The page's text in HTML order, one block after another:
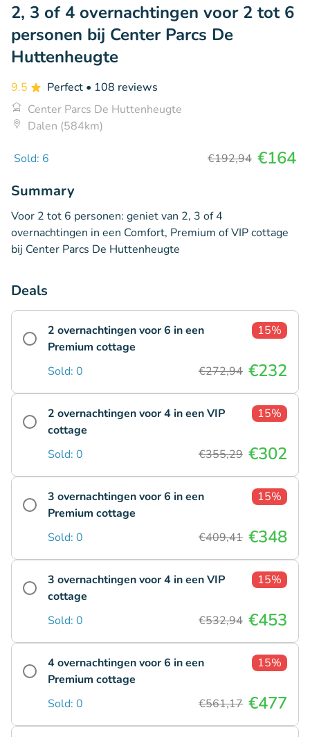
2, 3 of 4 overnachtingen voor 2 tot 6
personen bij Center Parcs De
Huttenheugte
9.5 Perfect • 108 reviews
Center Parcs De Huttenheugte
Dalen (584km)
Sold: 6 €192,94 €164
Summary
Voor 2 tot 6 personen: geniet van 2, 3 of 4
overnachtingen in een Comfort, Premium of VIP cottage
bij Center Parcs De Huttenheugte
Deals
2 overnachtingen voor 6 in een
Premium cottage
15%
Sold: 0 €272,94 €232
2 overnachtingen voor 4 in een VIP
cottage
15%
Sold: 0 €355,29 €302
3 overnachtingen voor 6 in een
Premium cottage
15%
Sold: 0 €409,41 €348
3 overnachtingen voor 4 in een VIP
cottage
15%
Sold: 0 €532,94 €453
4 overnachtingen voor 6 in een
Premium cottage
15%
Sold: 0 €561,17 €477